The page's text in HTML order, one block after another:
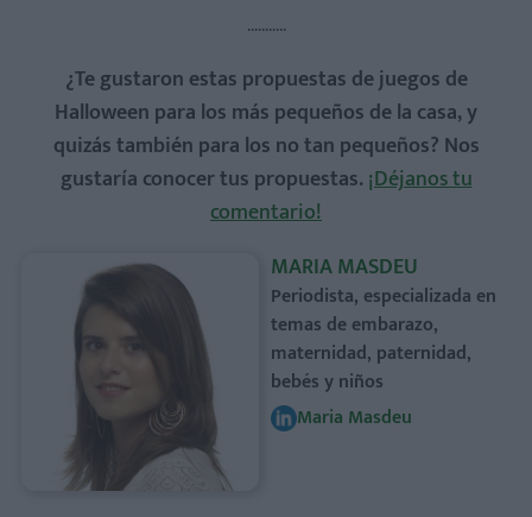
...........
¿Te gustaron estas propuestas de juegos de
Halloween para los más pequeños de la casa, y
quizás también para los no tan pequeños? Nos
gustaría conocer tus propuestas. ¡Déjanos tu
comentario!
MARIA MASDEU
Periodista, especializada en
temas de embarazo,
maternidad, paternidad,
bebés y niños
Maria Masdeu